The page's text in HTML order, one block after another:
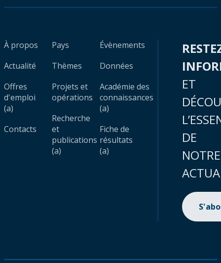
À propos
Actualité
Offres
d'emploi
(a)
Contacts
Pays
Thèmes
Projets et
opérations
Recherche
et
publications
(a)
Évènements
Données
Académie des
connaissances
(a)
Fiche de
résultats
(a)
ET
DE
NOTRE